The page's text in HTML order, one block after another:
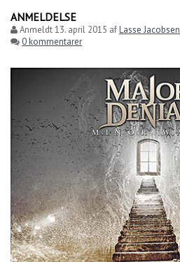
ANMELDELSE
Anmeldt13. april 2015 afLasse Jacobsen
0 kommentarer